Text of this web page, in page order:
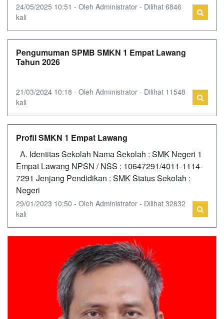
24/05/2025 10:51 - Oleh Administrator - Dilihat 6846
kali
Pengumuman SPMB SMKN 1 Empat Lawang
Tahun 2026
21/03/2024 10:18 - Oleh Administrator - Dilihat 11548
kali
Profil SMKN 1 Empat Lawang
A. Identitas Sekolah Nama Sekolah : SMK Negeri 1
Empat Lawang NPSN / NSS : 10647291/4011-1114-
7291 Jenjang Pendidikan : SMK Status Sekolah :
Negeri
29/01/2023 10:50 - Oleh Administrator - Dilihat 32832
kali